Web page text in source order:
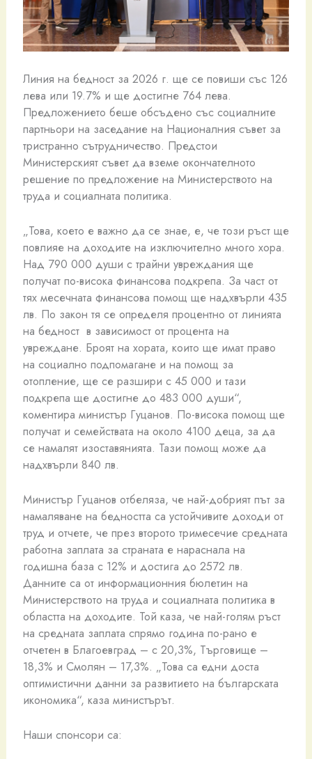
Линия на бедност за 2026 г. ще се повиши със 126
лева или 19.7% и ще достигне 764 лева.
Предложението беше обсъдено със социалните
партньори на заседание на Националния съвет за
тристранно сътрудничество. Предстои
Министерският съвет да вземе окончателното
решение по предложение на Министерството на
труда и социалната политика.
„Това, което е важно да се знае, е, че този ръст ще
повлияе на доходите на изключително много хора.
Над 790 000 души с трайни увреждания ще
получат по-висока финансова подкрепа. За част от
тях месечната финансова помощ ще надхвърли 435
лв. По закон тя се определя процентно от линията
на бедност в зависимост от процента на
увреждане. Броят на хората, които ще имат право
на социално подпомагане и на помощ за
отопление, ще се разшири с 45 000 и тази
подкрепа ще достигне до 483 000 души“,
коментира министър Гуцанов. По-висока помощ ще
получат и семействата на около 4100 деца, за да
се намалят изоставянията. Тази помощ може да
надхвърли 840 лв.
Министър Гуцанов отбеляза, че най-добрият път за
намаляване на бедността са устойчивите доходи от
труд и отчете, че през второто тримесечие средната
работна заплата за страната е нараснала на
годишна база с 12% и достига до 2572 лв.
Данните са от информационния бюлетин на
Министерството на труда и социалната политика в
областта на доходите. Той каза, че най-голям ръст
на средната заплата спрямо година по-рано е
отчетен в Благоевград – с 20,3%, Търговище –
18,3% и Смолян – 17,3%. „Това са едни доста
оптимистични данни за развитието на българската
икономика“, каза министърът.
Наши спонсори са: